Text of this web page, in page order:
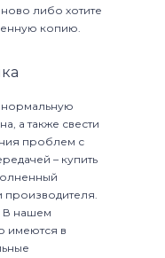
либо хотите
копию.
нормальную
а также свести
проблем с
– купить
В нашем
имеются в